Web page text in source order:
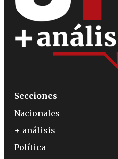
Secciones
Nacionales
+ análisis
Política